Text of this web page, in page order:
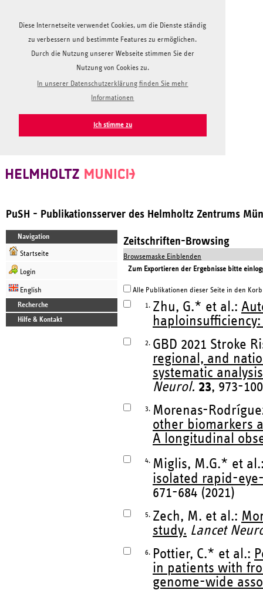
Diese Internetseite verwendet Cookies, um die Dienste ständig
zu verbessern und bestimmte Features zu ermöglichen.
Durch die Nutzung unserer Webseite stimmen Sie der
Nutzung von Cookies zu.
In unserer Datenschutzerklärung finden Sie mehr
Informationen
Ich stimme zu
PuSH - Publikationsserver des Helmholtz Zentrums
Navigation
Startseite
Login
English
Recherche
Hilfe & Kontakt
Zeitschriften-Browsing
Browsemaske Einblenden
Zum Exportieren der Ergebnisse bitte
Alle Publikationen dieser Seite in den
1. Zhu, G.* et al.:
2. GBD 2021 Stroke
regional, and
systematic
Neurol. 23, 973-
3. Morenas-
other biomarkers
A longitudinal
4. Miglis, M.G.* et
isolated rapid-
671-684 (2021)
5. Zech, M. et al.:
study. Lancet
6. Pottier, C.* et al.:
in patients with
genome-wide